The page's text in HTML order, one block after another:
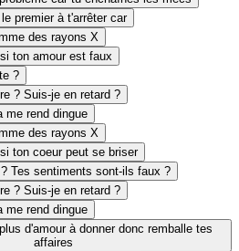
premier à t'arrêter car
des rayons X
ton amour est faux
?
? Suis-je en retard ?
me rend dingue
des rayons X
ton coeur peut se briser
Tes sentiments sont-ils faux ?
? Suis-je en retard ?
me rend dingue
d'amour à donner donc remballe tes
affaires